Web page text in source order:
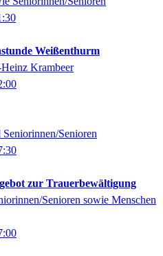
Weißenthurm
Krambeer
Senioren
zur Trauerbewältigung
Senioren sowie Menschen